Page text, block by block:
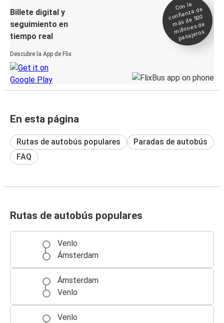
Billete digital y
seguimiento en
tiempo real
Descubre la App de Flix
Con la
confianza de
más de 500
millones de
pasajeros
En esta página
Rutas de autobús populares
Paradas de autobús
FAQ
Rutas de autobús populares
Venlo
Ámsterdam
Ámsterdam
Venlo
Venlo